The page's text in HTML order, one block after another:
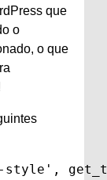
que
o
o que
style',